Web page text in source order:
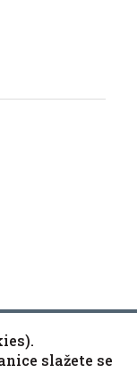
3, 34334
slažete se